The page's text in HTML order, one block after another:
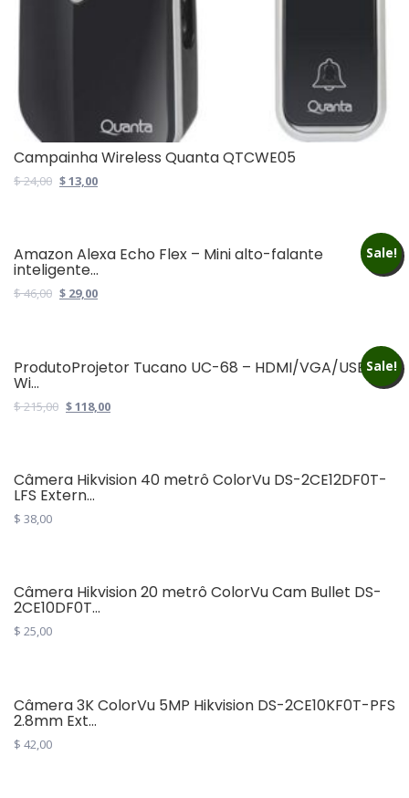
Campainha Wireless Quanta QTCWE05
$24,00 Original
$13,00Current
Sale!
Amazon Alexa Echo Flex – Mini alto-falante
inteligente...
$46,00 Original
$ 29,00Current
Sale!
ProdutoProjetor Tucano UC-68 – HDMI/VGA/USB –
Wi...
$215,00 Original
$118,00Current
Câmera Hikvision 40 metrô ColorVu DS-2CE12DF0T-
LFS Extern...
$ 38,00
Câmera Hikvision 20 metrô ColorVu Cam Bullet DS-
2CE10DF0T...
$ 25,00
Câmera 3K ColorVu 5MP Hikvision DS-2CE10KF0T-PFS
2.8mm Ext...
$ 42,00